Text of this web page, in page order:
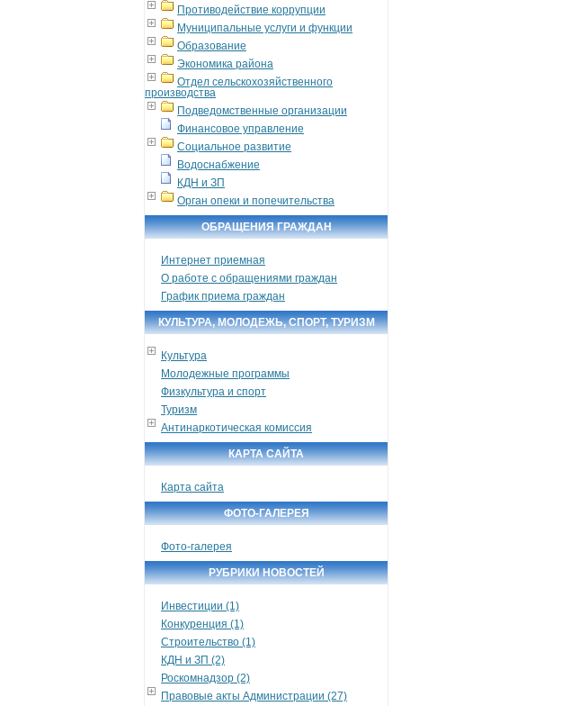
Противодействие коррупции
Муниципальные услуги и функции
Образование
Экономика района
Отдел сельскохозяйственного
производства
Подведомственные организации
Финансовое управление
Социальное развитие
Водоснабжение
КДН и ЗП
Орган опеки и попечительства
ОБРАЩЕНИЯ ГРАЖДАН
Интернет приемная
О работе с обращениями граждан
График приема граждан
КУЛЬТУРА, МОЛОДЕЖЬ, СПОРТ, ТУРИЗМ
Культура
Молодежные программы
Физкультура и спорт
Туризм
Антинаркотическая комиссия
КАРТА САЙТА
Карта сайта
ФОТО-ГАЛЕРЕЯ
Фото-галерея
РУБРИКИ НОВОСТЕЙ
Инвестиции (1)
Конкуренция (1)
Строительство (1)
КДН и ЗП (2)
Роскомнадзор (2)
Правовые акты Администрации (27)